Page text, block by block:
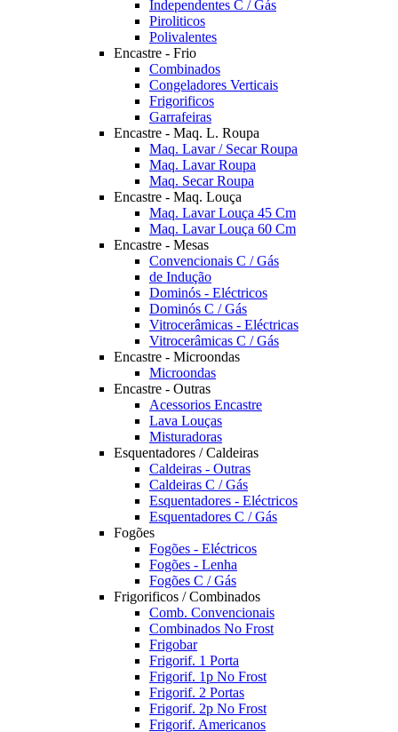
Independentes C / Gás
Piroliticos
Polivalentes
Encastre - Frio
Combinados
Congeladores Verticais
Frigorificos
Garrafeiras
Encastre - Maq. L. Roupa
Maq. Lavar / Secar Roupa
Maq. Lavar Roupa
Maq. Secar Roupa
Encastre - Maq. Louça
Maq. Lavar Louça 45 Cm
Maq. Lavar Louça 60 Cm
Encastre - Mesas
Convencionais C / Gás
de Indução
Dominós - Eléctricos
Dominós C / Gás
Vitrocerâmicas - Eléctricas
Vitrocerâmicas C / Gás
Encastre - Microondas
Microondas
Encastre - Outras
Acessorios Encastre
Lava Louças
Misturadoras
Esquentadores / Caldeiras
Caldeiras - Outras
Caldeiras C / Gás
Esquentadores - Eléctricos
Esquentadores C / Gás
Fogões
Fogões - Eléctricos
Fogões - Lenha
Fogões C / Gás
Frigorificos / Combinados
Comb. Convencionais
Combinados No Frost
Frigobar
Frigorif. 1 Porta
Frigorif. 1p No Frost
Frigorif. 2 Portas
Frigorif. 2p No Frost
Frigorif. Americanos